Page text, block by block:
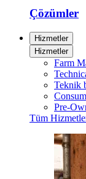
Çözümler
Hizmetler
Hizmetler
Farm
Teknik
Pre-
Tüm